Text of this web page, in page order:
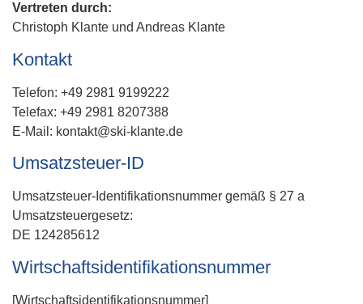
Vertreten durch:
Christoph Klante und Andreas Klante
Kontakt
Telefon: +49 2981 9199222
Telefax: +49 2981 8207388
E-Mail: kontakt@ski-klante.de
Umsatzsteuer-ID
Umsatzsteuer-Identifikationsnummer gemäß § 27 a
Umsatzsteuergesetz:
DE 124285612
Wirtschafts­identifikations­nummer
[Wirtschafts­identifikations­nummer]